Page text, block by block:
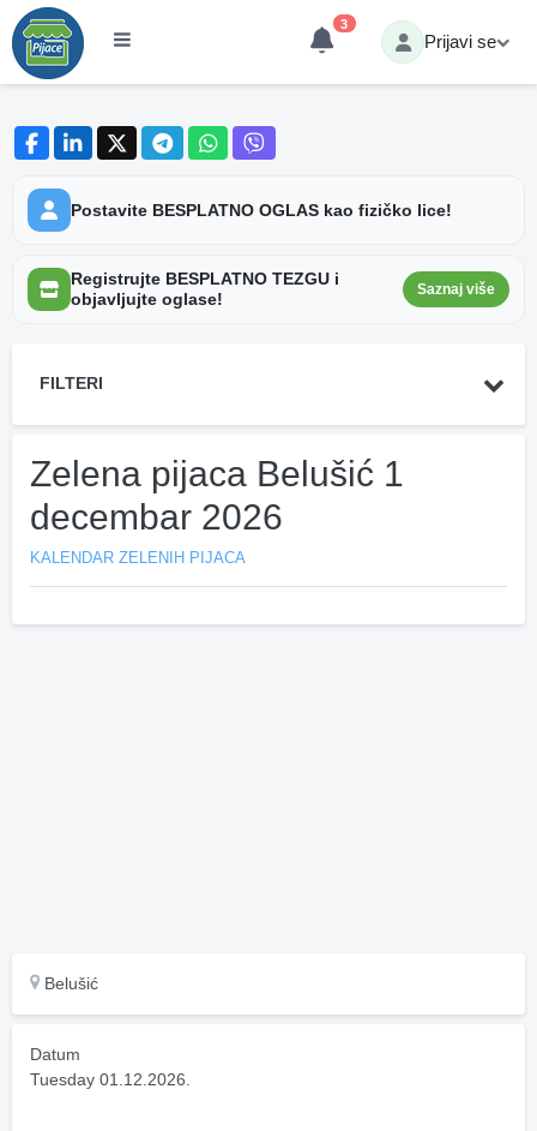
3
Prijavi se
Postavite BESPLATNO OGLAS kao fizičko lice!
Registrujte BESPLATNO TEZGU i
objavljujte oglase!
Saznaj više
FILTERI
Zelena pijaca Belušić 1
decembar 2026
KALENDAR ZELENIH PIJACA
Belušić
Datum
Tuesday 01.12.2026.